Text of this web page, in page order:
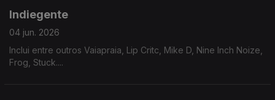
Indiegente
04 jun. 2026
Inclui entre outros Vaiapraia, Lip Critc, Mike D, Nine Inch Noize,
Frog, Stuck....